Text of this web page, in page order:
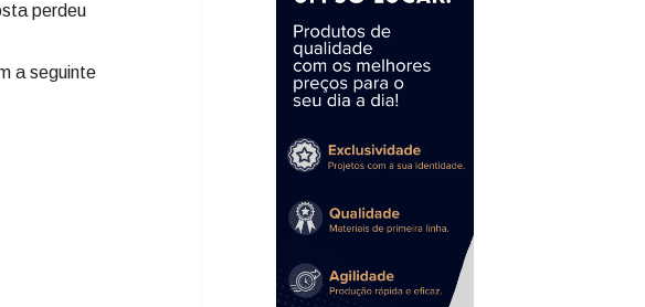
perdeu
a seguinte